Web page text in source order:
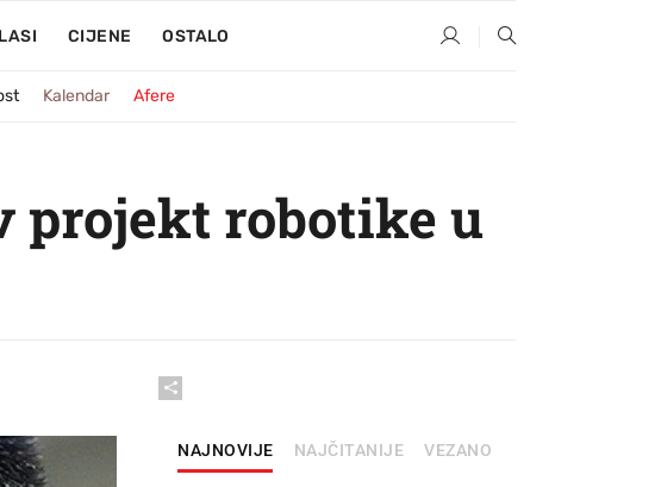
CIJENE OSTALO
Kalendar Afere
projekt robotike u
NAJNOVIJE NAJČITANIJE VEZANO